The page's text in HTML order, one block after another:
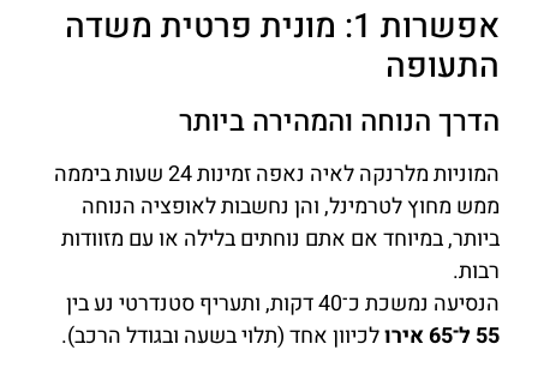
אפשרות 1: מונית פרטית משדה
התעופה
הדרך הנוחה והמהירה ביותר
המוניות מלרנקה לאיה נאפה זמינות 24 שעות ביממה
ממש מחוץ לטרמינל, והן נחשבות לאופציה הנוחה
ביותר, במיוחד אם אתם נוחתים בלילה או עם מזוודות
רבות.
הנסיעה נמשכת כ־40 דקות, ותעריף סטנדרטי נע בין
55 ל־65 אירו
לכיוון אחד (תלוי בשעה ובגודל הרכב).